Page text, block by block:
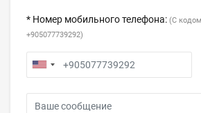
* Номер мобильного телефона: (С
+905077739292)